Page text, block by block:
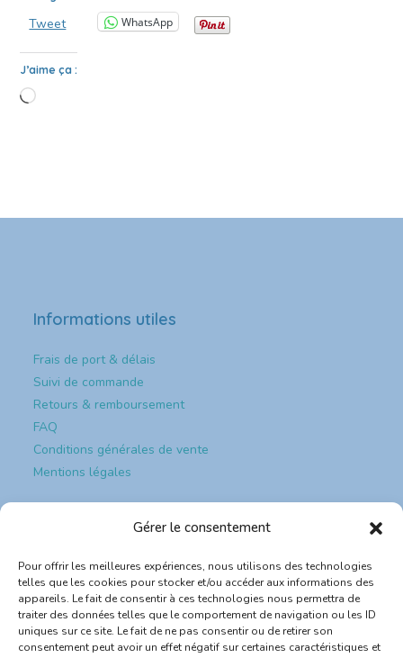
Gérer le consentement
Pour offrir les meilleures expériences, nous utilisons des technologies
telles que les cookies pour stocker et/ou accéder aux informations des
appareils. Le fait de consentir à ces technologies nous permettra de
traiter des données telles que le comportement de navigation ou les ID
uniques sur ce site. Le fait de ne pas consentir ou de retirer son
consentement peut avoir un effet négatif sur certaines caractéristiques et
Tweet WhatsApp
J’aime ça :
Informations utiles
Frais de port & délais
Suivi de commande
Retours & remboursement
FAQ
Conditions générales de vente
Mentions légales
Paiement et sécurité
Paiement & sécurité
💳 Paiement sécurisé CB